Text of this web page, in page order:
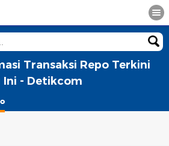
Transaksi Repo Terkini
Ini - Detikcom